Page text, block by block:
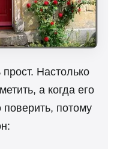
Настолько
а когда его
поверить, потому